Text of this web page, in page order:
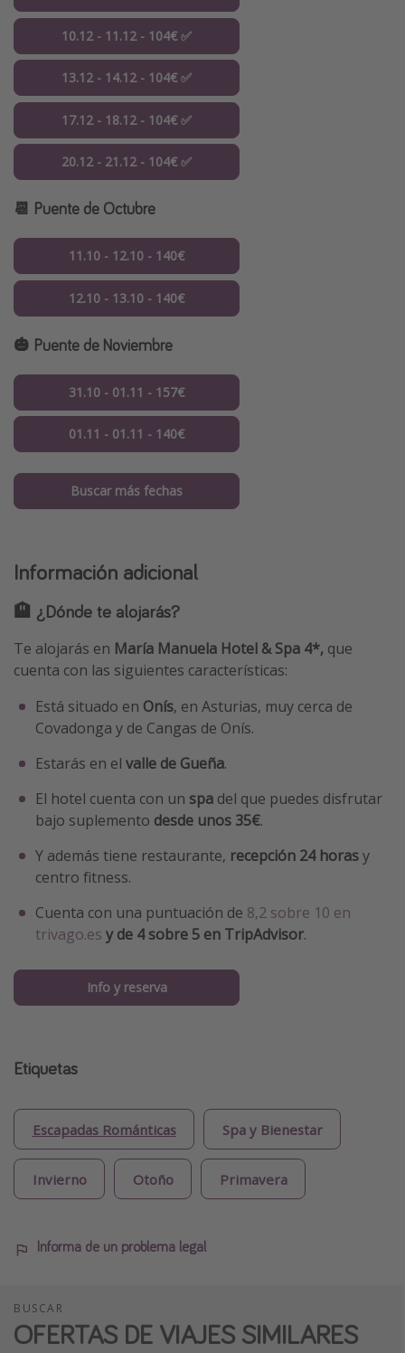
10.12 - 11.12 - 104€ ✅
13.12 - 14.12 - 104€ ✅
17.12 - 18.12 - 104€ ✅
20.12 - 21.12 - 104€ ✅
📆 Puente de Octubre
11.10 - 12.10 - 140€
12.10 - 13.10 - 140€
🎃 Puente de Noviembre
31.10 - 01.11 - 157€
01.11 - 01.11 - 140€
Buscar más fechas
Información adicional
🏨 ¿Dónde te alojarás?
Te alojarás en María Manuela Hotel & Spa 4*, que
cuenta con las siguientes características:
Está situado en Onís, en Asturias, muy cerca de
Covadonga y de Cangas de Onís.
Estarás en el valle de Gueña.
El hotel cuenta con un spa del que puedes disfrutar
bajo suplemento desde unos 35€.
Y además tiene restaurante, recepción 24 horasy
centro fitness.
Cuenta con una puntuación de 8,2 sobre 10 en
trivago.es y de 4 sobre 5 en TripAdvisor.
Info y reserva
Etiquetas
Escapadas Románticas Spa y Bienestar
Invierno Otoño Primavera
Informa de un problema legal
BUSCAR
OFERTAS DE VIAJES SIMILARES